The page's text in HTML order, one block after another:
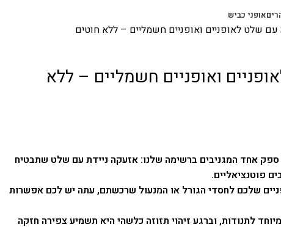
אופני כביש
שלט לאופניים ואופניים חשמליים – ללא חוטים
ואופניים חשמליים – ללא
אחד המגניבים ברשימה שלנו: אזעקה ניידת עם שלט שתבטיח
פוטנציאליים.
שלכם לחסדי הגורל או המנעול שרכשתם, עתה יש לכם אפשרות
לתנודות, וברגע זיהוי תזוזה כלשהי היא תשמיע צפירה חזקה